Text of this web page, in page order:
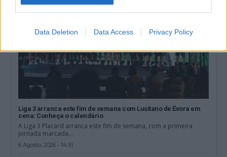
Data Deletion Data Access Privacy Policy
Liga 3 arranca este fim de semana com Lusitano de Évora em
cena: Conheça o calendário
A Liga 3 Placard arranca este fim de semana, com a primeira
jornada marcada...
6 Agosto, 2026 - 14:51